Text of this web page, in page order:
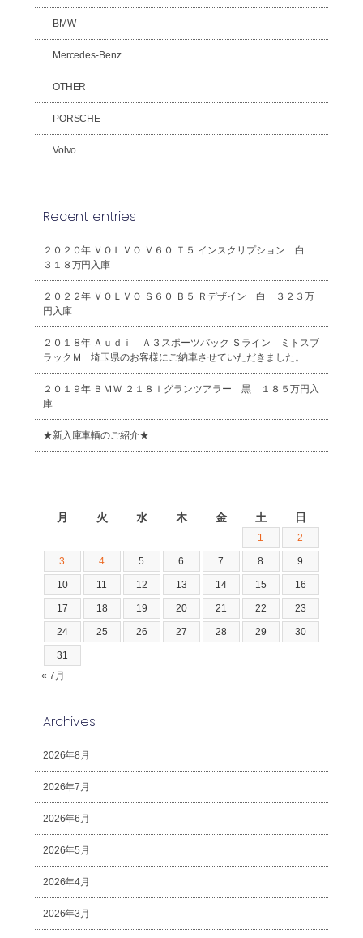
BMW
Mercedes-Benz
OTHER
PORSCHE
Volvo
Recent entries
２０２０年 ＶＯＬＶＯ Ｖ６０ Ｔ５ インスクリプション 白
３１８万円入庫
２０２２年 ＶＯＬＶＯ Ｓ６０ Ｂ５ Ｒデザイン 白 ３２３万
円入庫
２０１８年 Ａｕｄｉ Ａ３スポーツバック Ｓライン ミトスブ
ラックＭ 埼玉県のお客様にご納車させていただきました。
２０１９年 ＢＭＷ ２１８ｉグランツアラー 黒 １８５万円入
庫
★新入庫車輌のご紹介★
月 火 水 木 金 土 日
1 2
3 4 5 6 7 8 9
10 11 12 13 14 15 16
17 18 19 20 21 22 23
24 25 26 27 28 29 30
31
« 7月
Archives
2026年8月
2026年7月
2026年6月
2026年5月
2026年4月
2026年3月